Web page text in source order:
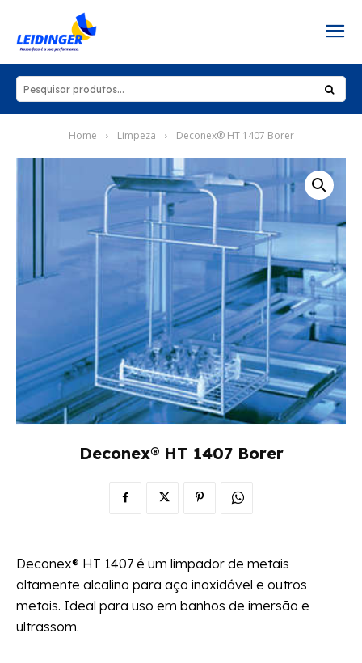
Home Limpeza Deconex® HT 1407 Borer
Deconex® HT 1407 Borer
Deconex® HT 1407 é um limpador de metais
altamente alcalino para aço inoxidável e outros
metais. Ideal para uso em banhos de imersão e
ultrassom.